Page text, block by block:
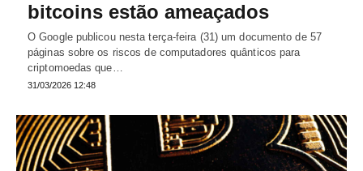
bitcoins estão ameaçados
O Google publicou nesta terça-feira (31) um documento de 57
páginas sobre os riscos de computadores quânticos para
criptomoedas que…
31/03/2026 12:48